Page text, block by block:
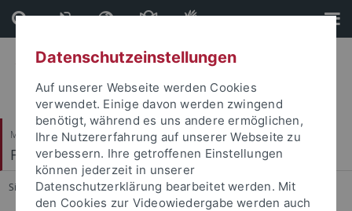
Direkt
zum
Inhalt
Direkt
zur
Fußleiste
Mathematisch-Naturwissenschaftliche Fakultät
Fachbereich Informatik
Sie sind hier: Startseite ... Kognitionswissenschaft
Datenschutzeinstellungen
Auf unserer Webseite werden Cookies
verwendet. Einige davon werden zwingend
benötigt, während es uns andere ermöglichen,
Ihre Nutzererfahrung auf unserer Webseite zu
verbessern. Ihre getroffenen Einstellungen
können jederzeit in unserer
Datenschutzerklärung bearbeitet werden. Mit
den Cookies zur Videowiedergabe werden auch